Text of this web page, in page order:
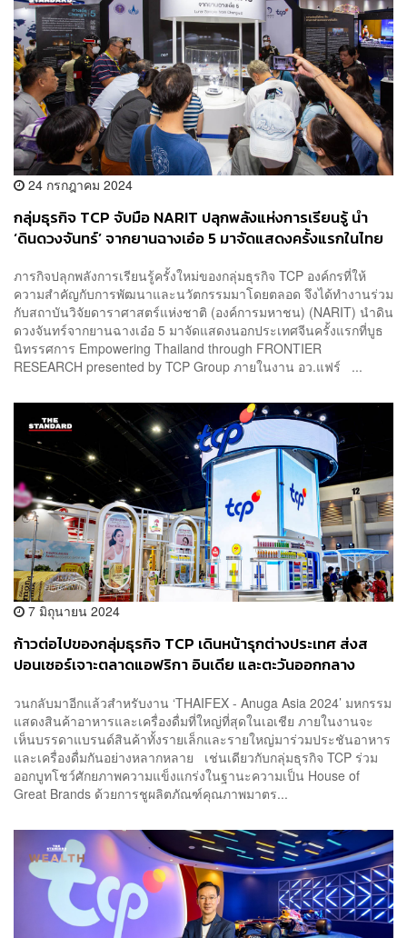
24 กรกฎาคม 2024
กลุ่มธุรกิจ TCP จับมือ NARIT ปลุกพลังแห่งการเรียนรู้ นำ
‘ดินดวงจันทร์’ จากยานฉางเอ๋อ 5 มาจัดแสดงครั้งแรกในไทย
[PR NEWS]
ภารกิจปลุกพลังการเรียนรู้ครั้งใหม่ของกลุ่มธุรกิจ TCP องค์กรที่ให้
ความสำคัญกับการพัฒนาและนวัตกรรมมาโดยตลอด จึงได้ทำงานร่วม
กับสถาบันวิจัยดาราศาสตร์แห่งชาติ (องค์การมหาชน) (NARIT) นำดิน
ดวงจันทร์จากยานฉางเอ๋อ 5 มาจัดแสดงนอกประเทศจีนครั้งแรกที่บูธ
นิทรรศการ Empowering Thailand through FRONTIER
RESEARCH presented by TCP Group ภายในงาน อว.แฟร์ ...
7 มิถุนายน 2024
ก้าวต่อไปของกลุ่มธุรกิจ TCP เดินหน้ารุกต่างประเทศ ส่งส
ปอนเซอร์เจาะตลาดแอฟริกา อินเดีย และตะวันออกกลาง
Anuga Asia 2024 [ADVERTORIAL]
วนกลับมาอีกแล้วสำหรับงาน ‘THAIFEX - Anuga Asia 2024’ มหกรรม
แสดงสินค้าอาหารและเครื่องดื่มที่ใหญ่ที่สุดในเอเชีย ภายในงานจะ
เห็นบรรดาแบรนด์สินค้าทั้งรายเล็กและรายใหญ่มาร่วมประชันอาหาร
และเครื่องดื่มกันอย่างหลากหลาย เช่นเดียวกับกลุ่มธุรกิจ TCP ร่วม
ออกบูทโชว์ศักยภาพความแข็งแกร่งในฐานะความเป็น House of
Great Brands ด้วยการชูผลิตภัณฑ์คุณภาพมาตร...